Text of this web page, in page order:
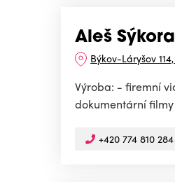
Aleš Sýkora
Býkov-Láryšov
Výroba: - firemní
dokumentární
+420 774 810 284